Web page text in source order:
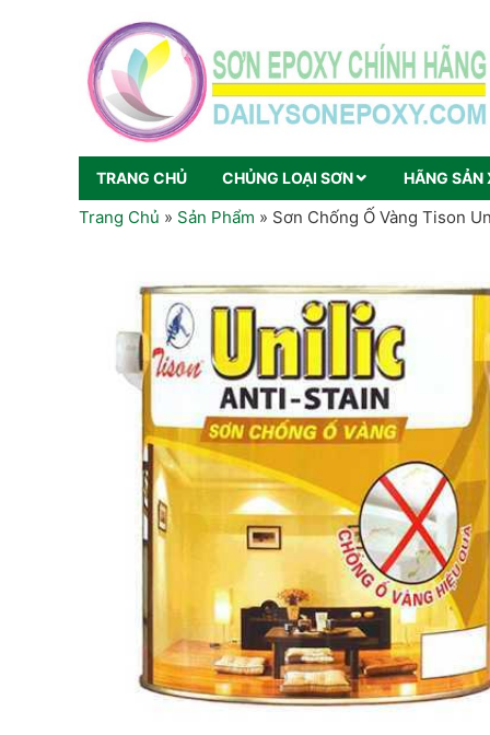
TRANG CHỦ CHỦNG LOẠI SƠN HÃNG SẢN
Trang Chủ » Sản Phẩm » Sơn Chống Ố Vàng Tison